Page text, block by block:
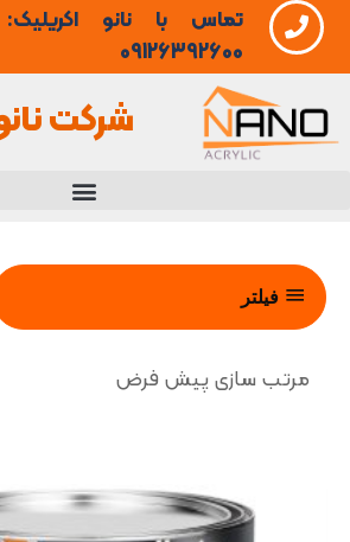
رفتن
به
محتوا
09126392600
شرکت
فیلتر